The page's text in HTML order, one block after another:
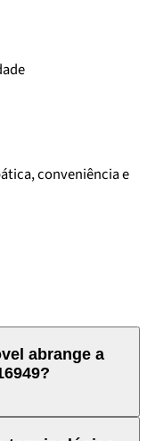
conveniência e
abrange a